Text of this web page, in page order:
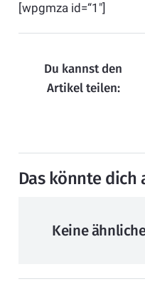
[wpgmza id=“1″]
Du kannst den
Artikel teilen:
Das könnte dich
Keine